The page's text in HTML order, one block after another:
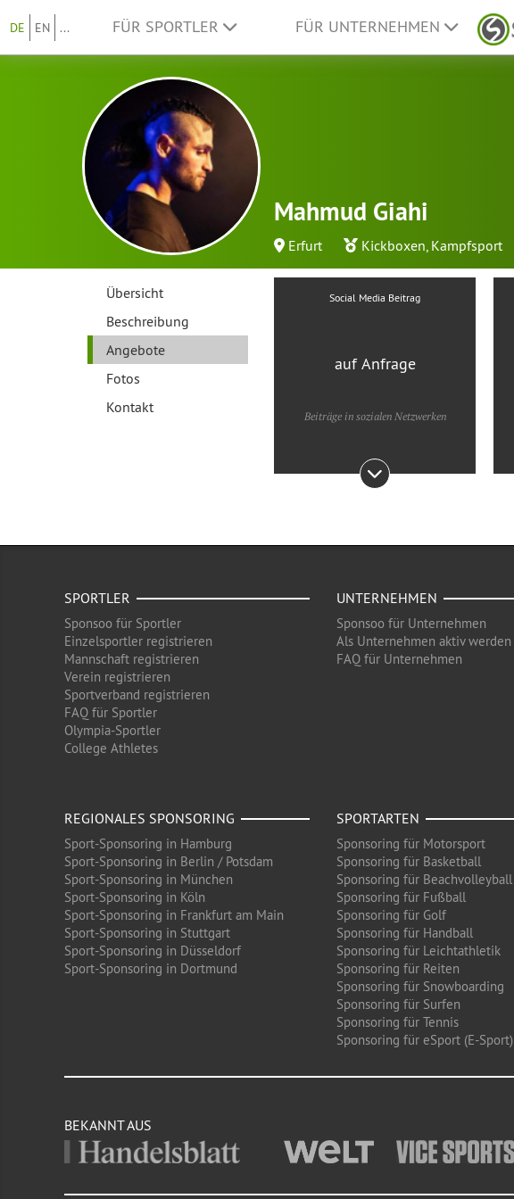
DE EN ... FÜR SPORTLER FÜR UNTERNEHMEN
Mahmud Giahi
Erfurt Kickboxen, Kampfsport
Übersicht
Beschreibung
Angebote
Fotos
Kontakt
Social Media Beitrag
auf Anfrage
Beiträge in sozialen Netzwerken
SPORTLER
Sponsoo für Sportler
Einzelsportler registrieren
Mannschaft registrieren
Verein registrieren
Sportverband registrieren
FAQ für Sportler
Olympia-Sportler
College Athletes
UNTERNEHMEN
Sponsoo für Unternehmen
Als Unternehmen aktiv werden
FAQ für Unternehmen
REGIONALES SPONSORING
Sport-Sponsoring in Hamburg
Sport-Sponsoring in Berlin / Potsdam
Sport-Sponsoring in München
Sport-Sponsoring in Köln
Sport-Sponsoring in Frankfurt am Main
Sport-Sponsoring in Stuttgart
Sport-Sponsoring in Düsseldorf
Sport-Sponsoring in Dortmund
SPORTARTEN
Sponsoring für Motorsport
Sponsoring für Basketball
Sponsoring für Beachvolleyball
Sponsoring für Fußball
Sponsoring für Golf
Sponsoring für Handball
Sponsoring für Leichtathletik
Sponsoring für Reiten
Sponsoring für Snowboarding
Sponsoring für Surfen
Sponsoring für Tennis
Sponsoring für eSport (E-Sport)
BEKANNT AUS